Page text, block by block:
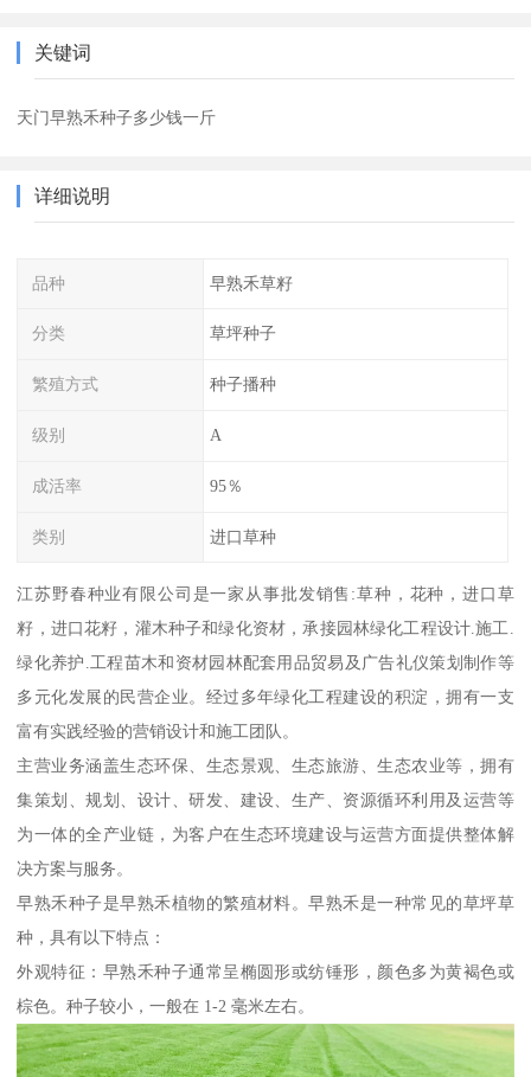
关键词
天门早熟禾种子多少钱一斤
详细说明
品种 早熟禾草籽
分类 草坪种子
繁殖方式 种子播种
级别 A
成活率 95％
类别 进口草种
江苏野春种业有限公司是一家从事批发销售:草种，花种，进口草
籽，进口花籽，灌木种子和绿化资材，承接园林绿化工程设计.施工.
绿化养护.工程苗木和资材园林配套用品贸易及广告礼仪策划制作等
多元化发展的民营企业。经过多年绿化工程建设的积淀，拥有一支
富有实践经验的营销设计和施工团队。
主营业务涵盖生态环保、生态景观、生态旅游、生态农业等，拥有
集策划、规划、设计、研发、建设、生产、资源循环利用及运营等
为一体的全产业链，为客户在生态环境建设与运营方面提供整体解
决方案与服务。
早熟禾种子是早熟禾植物的繁殖材料。早熟禾是一种常见的草坪草
种，具有以下特点：
外观特征：早熟禾种子通常呈椭圆形或纺锤形，颜色多为黄褐色或
棕色。种子较小，一般在 1-2 毫米左右。